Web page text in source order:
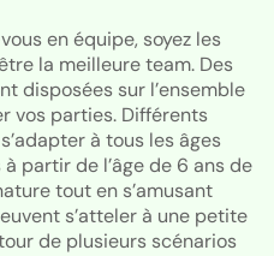
en équipe, soyez les
la meilleure team. Des
disposées sur l’ensemble
vos parties. Différents
à tous les âges
partir de l’âge de 6 ans de
tout en s’amusant
s’atteler à une petite
de plusieurs scénarios